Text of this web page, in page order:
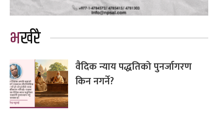
भर्खरै
वैदिक न्याय पद्धतिको पुनर्जागरण
किन नगर्ने?